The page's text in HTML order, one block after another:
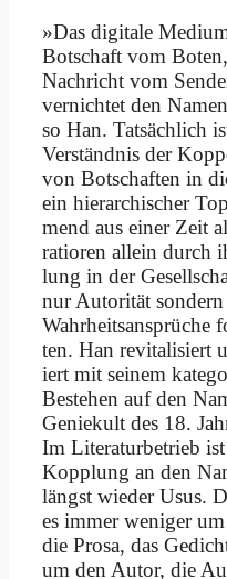
»Das di­gi­ta­le
Bot­schaft vom
Nach­richt vom
ver­nich­tet den
so Han. Tat­säch­lich
Ver­ständ­nis der
von Bot­schaf­ten in
ein hier­ar­chi­scher
mend aus ei­ner Zeit
ra­tio­ren al­lein durch
lung in der
nur Au­to­ri­tät son­dern
Wahr­heits­an­sprü­che
ten. Han re­vi­ta­li­siert
iert mit sei­nem
Be­stehen auf den
Ge­nie­kult des 18.
Im Li­te­ra­tur­be­trieb ist
Kopp­lung an den
längst wie­der Usus.
es im­mer we­ni­ger
die Pro­sa, das
um den Au­tor, die